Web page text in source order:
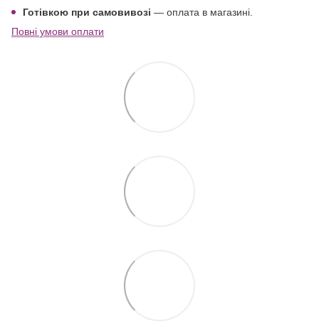
Готівкою при самовивозі — оплата в магазині.
Повні умови оплати